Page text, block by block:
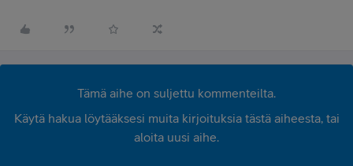
Tämä aihe on suljettu kommenteilta.
Käytä hakua löytääksesi muita kirjoituksia tästä aiheesta, tai
aloita uusi aihe.